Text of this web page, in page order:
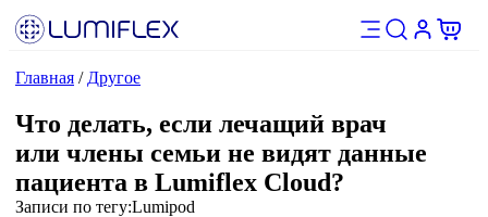
Главная / Другое
Что делать, если лечащий врач
или члены семьи не видят данные
пациента в Lumiflex Cloud?
Записи по тегу:Lumipod